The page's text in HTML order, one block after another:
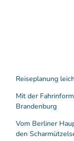
Reiseplanung
Mit der
Brandenburg
Vom Berliner
den